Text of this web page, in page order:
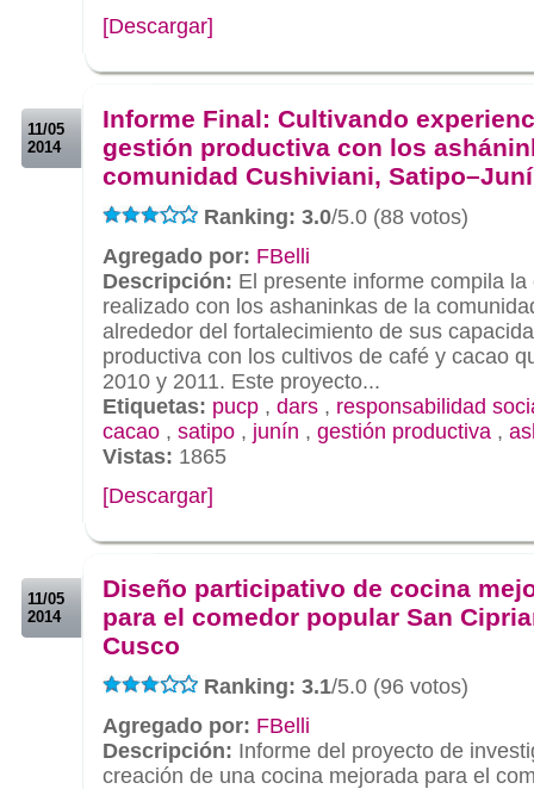
[Descargar]
11/05
2014
Informe Final: Cultivando
gestión productiva con los
comunidad Cushiviani,
Ranking: 3.0/5.0 (88 votos)
Agregado por: FBelli
Descripción: El presente informe compila
realizado con los ashaninkas de la
alrededor del fortalecimiento de sus
productiva con los cultivos de café y cacao
2010 y 2011. Este proyecto...
Etiquetas: pucp , dars , responsabilidad
cacao , satipo , junín , gestión productiva ,
Vistas: 1865
[Descargar]
11/05
2014
Diseño participativo de cocina
para el comedor popular San
Cusco
Ranking: 3.1/5.0 (96 votos)
Agregado por: FBelli
Descripción: Informe del proyecto de
creación de una cocina mejorada para el